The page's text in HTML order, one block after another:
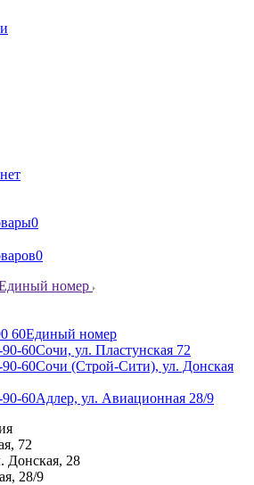
0
0
номер
60Единый номер
60Сочи, ул. Пластунская 72
60Сочи (Строй-Сити), ул. Донская
60Адлер, ул. Авиационная 28/9
72
Донская, 28
28/9